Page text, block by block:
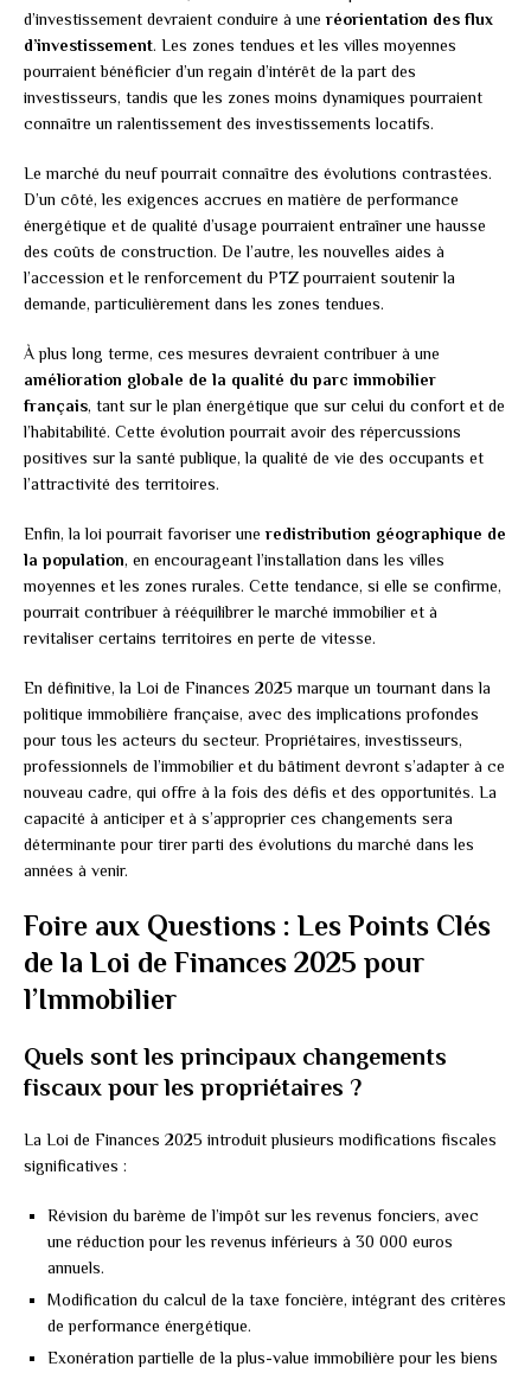
d’investissement devraient conduire à une réorientation des flux
d’investissement. Les zones tendues et les villes moyennes
pourraient bénéficier d’un regain d’intérêt de la part des
investisseurs, tandis que les zones moins dynamiques pourraient
connaître un ralentissement des investissements locatifs.
Le marché du neuf pourrait connaître des évolutions contrastées.
D’un côté, les exigences accrues en matière de performance
énergétique et de qualité d’usage pourraient entraîner une hausse
des coûts de construction. De l’autre, les nouvelles aides à
l’accession et le renforcement du PTZ pourraient soutenir la
demande, particulièrement dans les zones tendues.
À plus long terme, ces mesures devraient contribuer à une
amélioration globale de la qualité du parc immobilier
français, tant sur le plan énergétique que sur celui du confort et de
l’habitabilité. Cette évolution pourrait avoir des répercussions
positives sur la santé publique, la qualité de vie des occupants et
l’attractivité des territoires.
Enfin, la loi pourrait favoriser une redistribution géographique de
la population, en encourageant l’installation dans les villes
moyennes et les zones rurales. Cette tendance, si elle se confirme,
pourrait contribuer à rééquilibrer le marché immobilier et à
revitaliser certains territoires en perte de vitesse.
En définitive, la Loi de Finances 2025 marque un tournant dans la
politique immobilière française, avec des implications profondes
pour tous les acteurs du secteur. Propriétaires, investisseurs,
professionnels de l’immobilier et du bâtiment devront s’adapter à ce
nouveau cadre, qui offre à la fois des défis et des opportunités. La
capacité à anticiper et à s’approprier ces changements sera
déterminante pour tirer parti des évolutions du marché dans les
années à venir.
Foire aux Questions : Les Points Clés
de la Loi de Finances 2025 pour
l’Immobilier
Quels sont les principaux changements
fiscaux pour les propriétaires ?
La Loi de Finances 2025 introduit plusieurs modifications fiscales
significatives :
Révision du barème de l’impôt sur les revenus fonciers, avec
une réduction pour les revenus inférieurs à 30 000 euros
annuels.
Modification du calcul de la taxe foncière, intégrant des critères
de performance énergétique.
Exonération partielle de la plus-value immobilière pour les biens